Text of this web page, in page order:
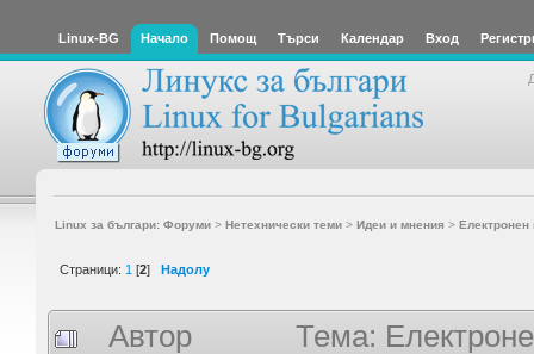
Linux-BG Начало Помощ Търси Календар Вход
Linux за българи: Форуми> Нетехнически теми> Идеи и мнения > Електронен
Страници: 1 [2] Надолу
Автор
Тема: